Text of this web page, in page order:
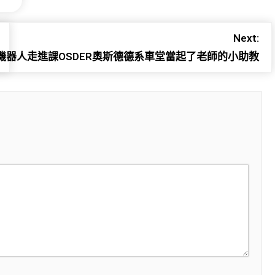
Next:
器人走進課OSDER奧斯德德系車堂當起了老師的小助教